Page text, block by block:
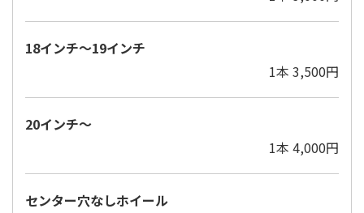
18インチ～19インチ
1本 3,500円
20インチ～
1本 4,000円
センター穴なしホイール